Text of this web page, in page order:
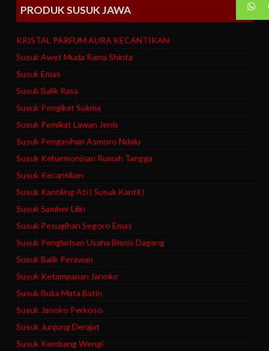
PRODUK SUSUK JAWA
KRISTAL PARFUM AURA KECANTIKAN
Susuk Awet Muda Rama Shinta
Susuk Emas
Susuk Balik Rasa
Susuk Pengikat Sukma
Susuk Pemikat Lawan Jenis
Susuk Pengasihan Asmoro Ndalu
Susuk Keharmonisan Rumah Tangga
Susuk Kecantikan
Susuk Kantiling Ati ( Susuk Kantil )
Susuk Samber Lilin
Susuk Pesugihan Segoro Emas
Susuk Penglarisan Usaha Bisnis Dagang
Susuk Balik Perawan
Susuk Ketampanan Janoko
Susuk Buka Mata Batin
Susuk Janoko Perkoso
Susuk Junjung Derajat
Susuk Kembang Wengi